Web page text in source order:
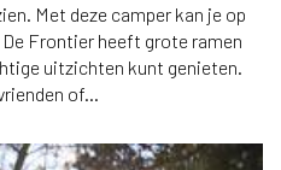
Met deze camper kan je op
Frontier heeft grote ramen
uitzichten kunt genieten.
of...